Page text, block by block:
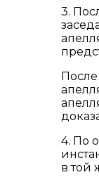
3.
4. По
в той